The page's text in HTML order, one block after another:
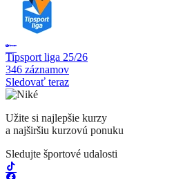
Tipsport liga 25/26
346 záznamov
Sledovať teraz
Užite si najlepšie kurzy
a najširšiu kurzovú ponuku
Sledujte športové udalosti